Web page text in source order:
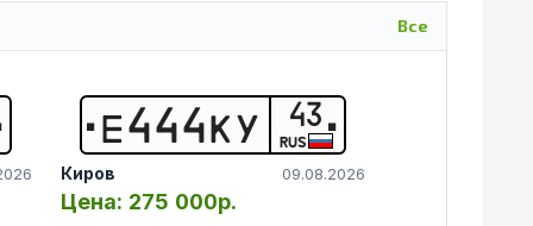
Все
Е444КУ 43
RUS
Киров 09.08.2026
Цена: 275 000р.